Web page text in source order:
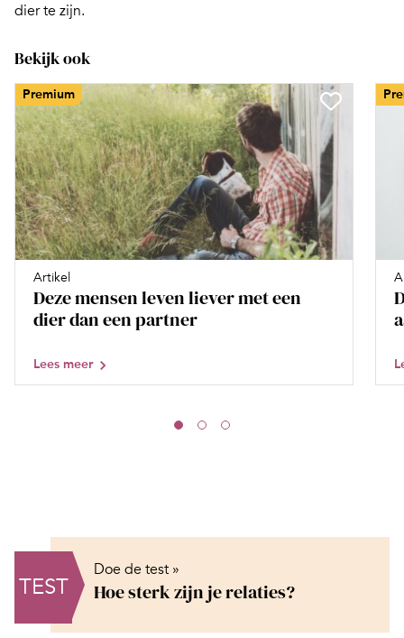
dier te zijn.
Bekijk ook
Premium
Artikel
Deze mensen leven liever met een
dier dan een partner
Lees meer
TEST
Doe de test »
Hoe sterk zijn je relaties?